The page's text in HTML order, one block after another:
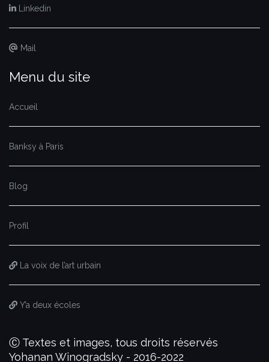
Linkedin
Mail
Menu du site
Accueil
Banksy à Paris
Blog
Profil
La voix de l’art urbain
Y’a deux écoles
Ⓒ Textes et images, tous droits réservés
Yohanan Winogradsky - 2016-2022